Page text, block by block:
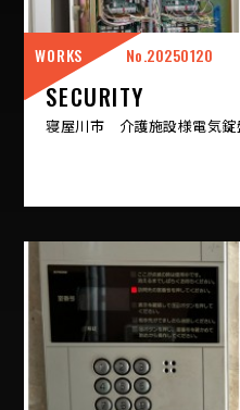
WORKS 20250120
SECURITY
寝屋川市 介護施設様電気